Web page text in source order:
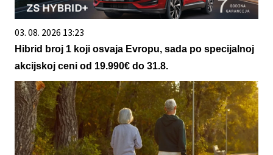
03. 08. 2026 13:23
Hibrid broj 1 koji osvaja Evropu, sada po specijalnoj
akcijskoj ceni od 19.990€ do 31.8.